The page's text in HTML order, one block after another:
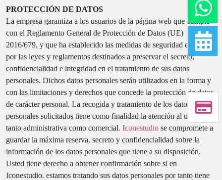
PROTECCIÓN DE DATOS
La empresa garantiza a los usuarios de la página web que cumple
con el Reglamento General de Protección de Datos (UE)
2016/679, y que ha establecido las medidas de seguridad exigidas
por las leyes y reglamentos destinados a preservar el secreto,
confidencialidad e integridad en el tratamiento de sus datos
personales. Dichos datos personales serán utilizados en la forma y
con las limitaciones y derechos que concede la protección de datos
de carácter personal. La recogida y tratamiento de los datos
personales solicitados tiene como finalidad la atención al usuario,
tanto administrativa como comercial. Iconestudio se compromete a
guardar la máxima reserva, secreto y confidencialidad sobre la
información de los datos personales que tiene a su disposición.
Usted tiene derecho a obtener confirmación sobre si en
Iconestudio. estamos tratando sus datos personales por tanto tiene